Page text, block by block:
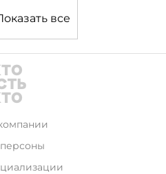
все